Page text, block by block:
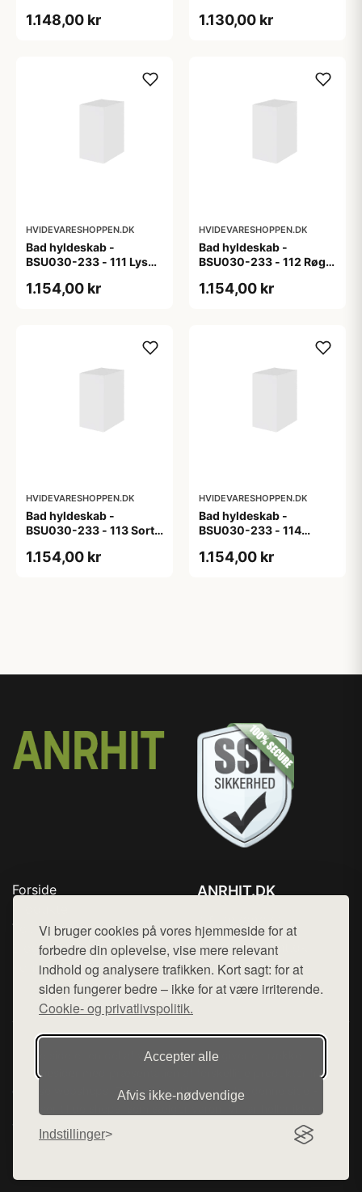
Vi bruger cookies på vores hjemmeside for at
forbedre din oplevelse, vise mere relevant
indhold og analysere trafikken. Kort sagt: for at
siden fungerer bedre – ikke for at være irriterende.
Cookie- og privatlivspolitik.
Accepter alle
Afvis ikke‑nødvendige
Indstillinger
1.148,00 kr 1.130,00 kr
HVIDEVARESHOPPEN.DK
Bad hyldeskab -
BSU030-233 - 111 Lys
1.154,00 kr
HVIDEVARESHOPPEN.DK
Bad hyldeskab -
BSU030-233 - 112 Røget
1.154,00 kr
HVIDEVARESHOPPEN.DK
Bad hyldeskab -
BSU030-233 - 113 Sort
1.154,00 kr
HVIDEVARESHOPPEN.DK
Bad hyldeskab -
BSU030-233 - 114
m/eg ABS-kant
1.154,00 kr
Forside
Top Rabatter
Blog
Kontakt
ANRHIT.DK
Mail: hej@want.dk
Cookie- og privatlivspolitik
Denne side er en del af want.dk, der udgiver en række
hjemmesider med præsentation af forskellige produkter fra
diverse webshops. Der sælges ikke varer fra denne side - vi
henviser til de shops, som sælger varen. Vi har heller ikke
varerne på lager.